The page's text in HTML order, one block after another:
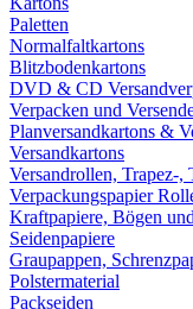
Paletten
Normalfaltkartons
Blitzbodenkartons
DVD & CD
Verpacken und
Planversandkartons &
Versandkartons
Versandrollen, Trapez-,
Verpackungspapier
Kraftpapiere, Bögen
Seidenpapiere
Graupappen,
Polstermaterial
Packseiden